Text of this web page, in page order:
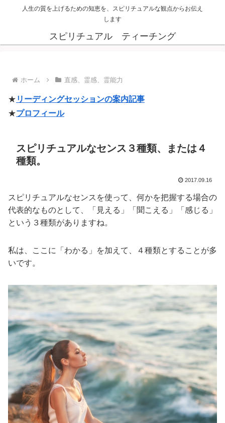
人生の質を上げるための知恵を、スピリチュアルな観点からお伝え
します
スピリチュアル ティーチング
ホーム 直感、霊感、霊能力
★ リーディングセッションの案内記事
★プロフィール
スピリチュアルなセンス３種類、または４
種類。
2017.09.16
スピリチュアルなセンスを使って、何かを把握する場合の
代表的なものとして、「見える」「聞こえる」「感じる」
という３種類がありますね。
私は、ここに「わかる」を加えて、４種類とすることが多
いです。